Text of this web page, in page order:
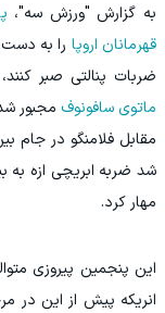
به گزارش "ورزش سه"،
قهرمانان اروپا را به دست
ضربات پنالتی صبر
ماتوی سافونوف مجبور
مقابل فلامنگو در جام
شد ضربه ابریچی ازه به
مهار کرد.
این پنجمین پیروزی
انریکه پیش از این در